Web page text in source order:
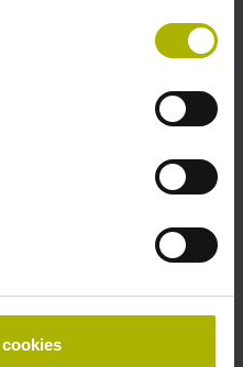
! Pour obtenir des
formulaire de contact.
solutions dans votre